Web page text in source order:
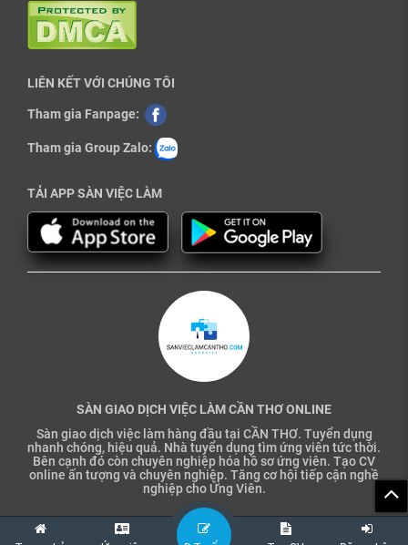
LIÊN KẾT VỚI CHÚNG TÔI
Tham gia Fanpage:
Tham gia Group Zalo:
TẢI APP SÀN VIỆC LÀM
SÀN GIAO DỊCH VIỆC LÀM CẦN THƠ ONLINE
Sàn giao dịch việc làm hàng đầu tại CẦN THƠ. Tuyển dụng
nhanh chóng, hiệu quả. Nhà tuyển dụng tìm ứng viên tức thời.
Bên cạnh đó còn chuyên nghiệp hóa hồ sơ ứng viên. Tạo CV
online ấn tượng và chuyên nghiệp. Tăng cơ hội tiếp cận nghề
nghiệp cho Ứng Viên.